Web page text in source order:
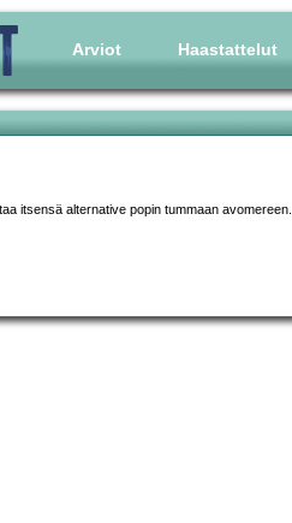
Arviot Haastattelut
itsensä alternative popin tummaan avomereen.